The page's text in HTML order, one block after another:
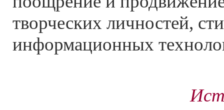
творческих личностей,
информационных